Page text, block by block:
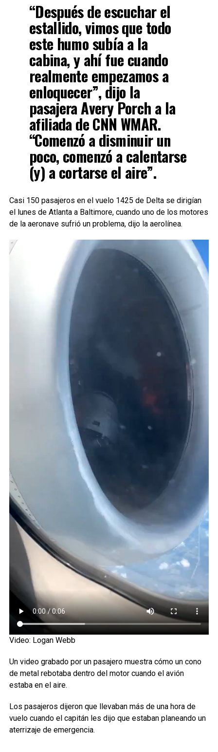
“Después de escuchar el
estallido, vimos que todo
este humo subía a la
cabina, y ahí fue cuando
realmente empezamos a
enloquecer”, dijo la
pasajera Avery Porch a la
afiliada de CNN WMAR.
“Comenzó a disminuir un
poco, comenzó a calentarse
(y) a cortarse el aire”.
Casi 150 pasajeros en el vuelo 1425 de Delta se dirigían
el lunes de Atlanta a Baltimore, cuando uno de los motores
de la aeronave sufrió un problema, dijo la aerolínea.
Video: Logan Webb
Un video grabado por un pasajero muestra cómo un cono
de metal rebotaba dentro del motor cuando el avión
estaba en el aire.
Los pasajeros dijeron que llevaban más de una hora de
vuelo cuando el capitán les dijo que estaban planeando un
aterrizaje de emergencia.